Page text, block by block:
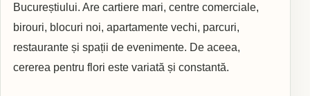
Bucureștiului. Are cartiere mari, centre comerciale,
birouri, blocuri noi, apartamente vechi, parcuri,
restaurante și spații de evenimente. De aceea,
cererea pentru flori este variată și constantă.